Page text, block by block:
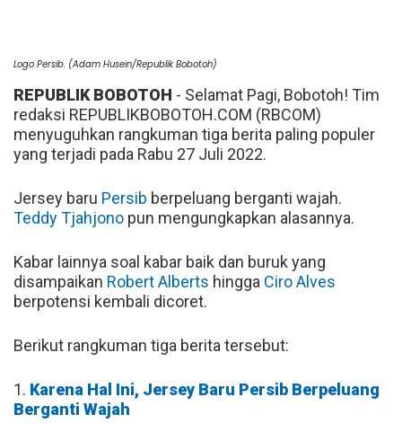
Logo Persib. (Adam Husein/Republik Bobotoh)
REPUBLIK BOBOTOH - Selamat Pagi, Bobotoh! Tim
redaksi REPUBLIKBOBOTOH.COM (RBCOM)
menyuguhkan rangkuman tiga berita paling populer
yang terjadi pada Rabu 27 Juli 2022.
Jersey baru Persib berpeluang berganti wajah.
Teddy Tjahjono pun mengungkapkan alasannya.
Kabar lainnya soal kabar baik dan buruk yang
disampaikan Robert Alberts hingga Ciro Alves
berpotensi kembali dicoret.
Berikut rangkuman tiga berita tersebut:
1. Karena Hal Ini, Jersey Baru Persib Berpeluang
Berganti Wajah